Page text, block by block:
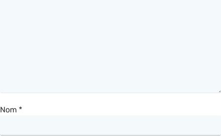
Nom *